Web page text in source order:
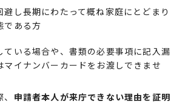
避し長期にわたって概ね家庭にとどまり
である方
いる場合や、書類の必要事項に記入漏
マイナンバーカードをお渡しできませ
申請者本人が来庁できない理由を証明